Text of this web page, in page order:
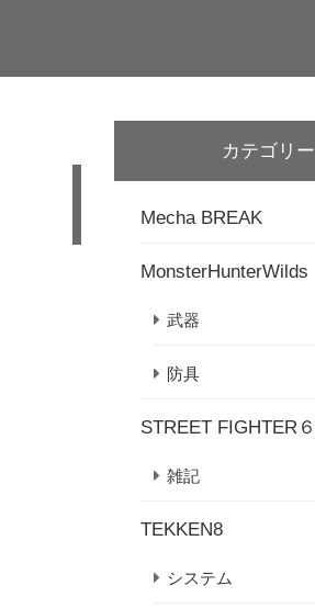
カテゴリー
Mecha BREAK
MonsterHunterWilds
武器
防具
STREET FIGHTER６
雑記
TEKKEN8
システム